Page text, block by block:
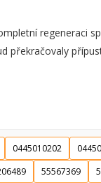
regeneraci
překračovaly
0445010202
55567369